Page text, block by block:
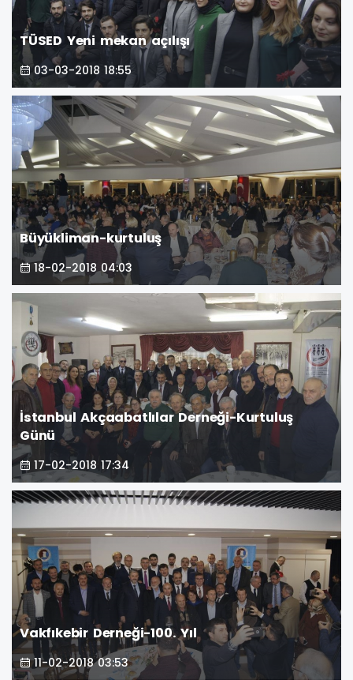
TÜSED Yeni mekan açılışı
03-03-2018 18:55
Büyükliman-kurtuluş
18-02-2018 04:03
İstanbul Akçaabatlılar Derneği-Kurtuluş
Günü
17-02-2018 17:34
Vakfıkebir Derneği-100. Yıl
11-02-2018 03:53